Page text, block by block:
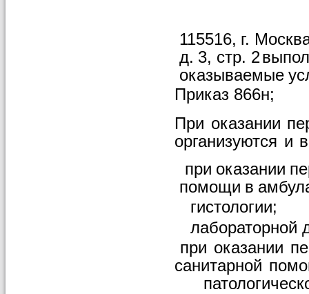
115516, г.
д. 3, стр. 2
оказываемые
Приказ 866н;
При оказании
организуются и
при оказании
помощи в
гистологии;
лабораторной
при оказании
санитарной